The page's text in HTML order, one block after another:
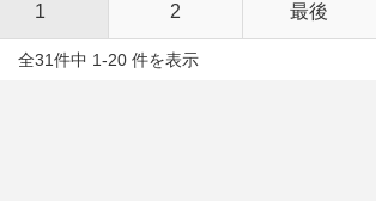
1 2 最後
全31件中 1-20 件を表示